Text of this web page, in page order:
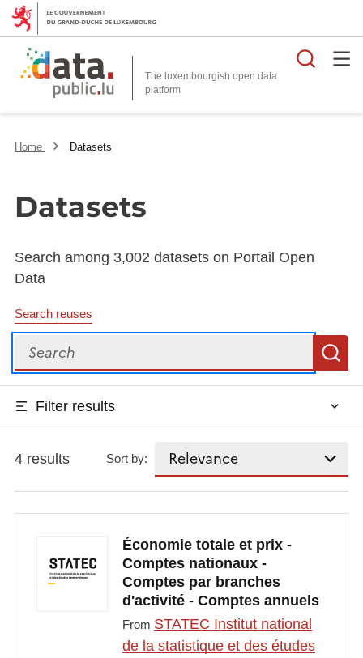
The luxembourgish open data
platform
Home Datasets
Datasets
Search among 3,002 datasets on Portail Open
Data
Search reuses
Search
Filter results
4 results Sort by:
Économie totale et prix -
Comptes nationaux -
Comptes par branches
d'activité - Comptes annuels
From STATEC Institut national
de la statistique et des études